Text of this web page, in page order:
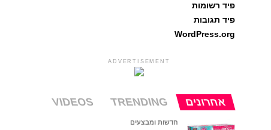
פיד רשומות
פיד תגובות
WordPress.org
ADVERTISEMENT
אחרונים TRENDING
VIDEOS
חדשות ומבצעים